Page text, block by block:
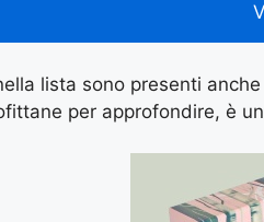
lista sono presenti
per approfondire, è